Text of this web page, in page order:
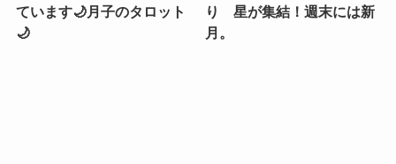
ています🌙月子のタロット
🌙
り 星が集結！週末には新
月。